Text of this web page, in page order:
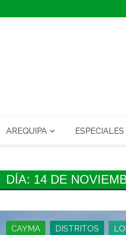
AREQUIPA ESPECIALES
DÍA: 14 DE
CAYMA DISTRITOS